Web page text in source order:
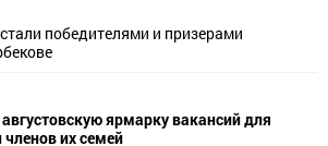
победителями и призерами
ярмарку вакансий для
их семей